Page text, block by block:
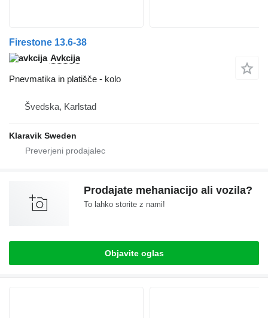
Firestone 13.6-38
Avkcija
Pnevmatika in platišče - kolo
Švedska, Karlstad
Klaravik Sweden
Prodajate mehaniacijo ali vozila?
To lahko storite z nami!
Objavite oglas